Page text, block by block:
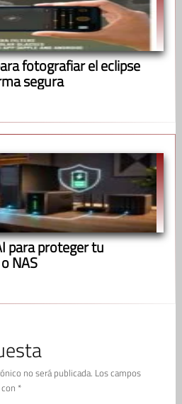
fotografiar el eclipse
segura
para proteger tu
NAS
no será publicada. Los campos
*